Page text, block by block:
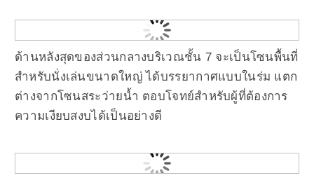
ด้านหลังสุดของส่วนกลางบริเวณชั้น 7 จะเป็นโซนพื้นที่
สำหรับนั่งเล่นขนาดใหญ่ ได้บรรยากาศแบบในร่ม แตก
ต่างจากโซนสระว่ายน้ำ ตอบโจทย์สำหรับผู้ที่ต้องการ
ความเงียบสงบได้เป็นอย่างดี